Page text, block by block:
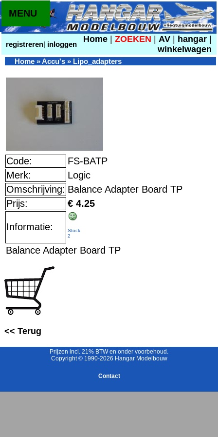
registreren| inloggen
Home ZOEKEN AV hangar
winkelwagen
MENU
Home »Accu's » Lipo_adapters
Code:
FS-BATP
Merk:
Logic
Omschrijving: Balance Adapter Board TP
Prijs:
€ 4.25
Informatie:
Stock
2
Balance Adapter Board TP
<< Terug
Prijzen incl. 21% BTW en onder voorbehoud.
Copyright © 1990-2026 Hangar Modelbouw
Contact